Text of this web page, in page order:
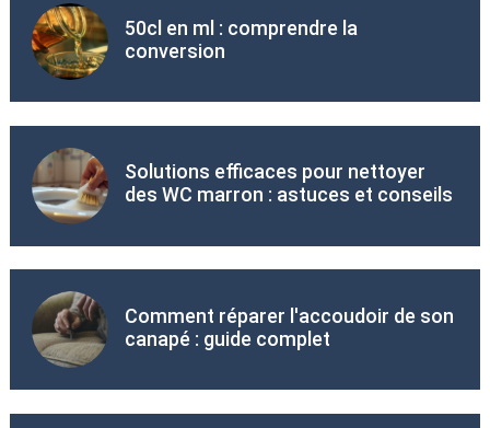
50cl en ml : comprendre la
conversion
Solutions efficaces pour nettoyer
des WC marron : astuces et conseils
Comment réparer l'accoudoir de son
canapé : guide complet